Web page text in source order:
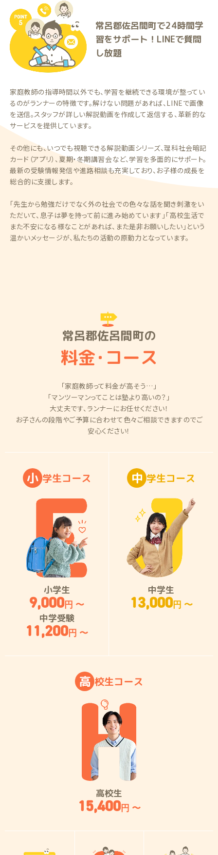
常呂郡佐呂間町で24時間学
習をサポート！LINEで質問
し放題
家庭教師の指導時間以外でも、学習を継続できる環境が整ってい
るのがランナーの特徴です。解けない問題があれば、LINEで画像
を送信。スタッフが詳しい解説動画を作成して返信する、革新的な
サービスを提供しています。
その他にも、いつでも視聴できる解説動画シリーズ、理科社会暗記
カード（アプリ）、夏期・冬期講習会など、学習を多面的にサポート。
最新の受験情報発信や進路相談も充実しており、お子様の成長を
総合的に支援します。
「先生から勉強だけでなく外の社会での色々な話を聞き刺激をい
ただいて、息子は夢を持って前に進み始めています」「高校生活で
また不安になる様なことがあれば、また是非お願いしたい」という
温かいメッセージが、私たちの活動の原動力となっています。
常呂郡佐呂間町の
料金・コース
「家庭教師って料金が高そう…」
「マンツーマンってことは塾より高いの？」
大丈夫です、ランナーにお任せください！
お子さんの段階やご予算に合わせて色々ご相談できますのでご
安心ください！
小 学生コース
小学生
9,000円 〜
中学受験
11,200円 〜
中 学生コース
中学生
13,000円 〜
高 校生コース
高校生
15,400円 〜